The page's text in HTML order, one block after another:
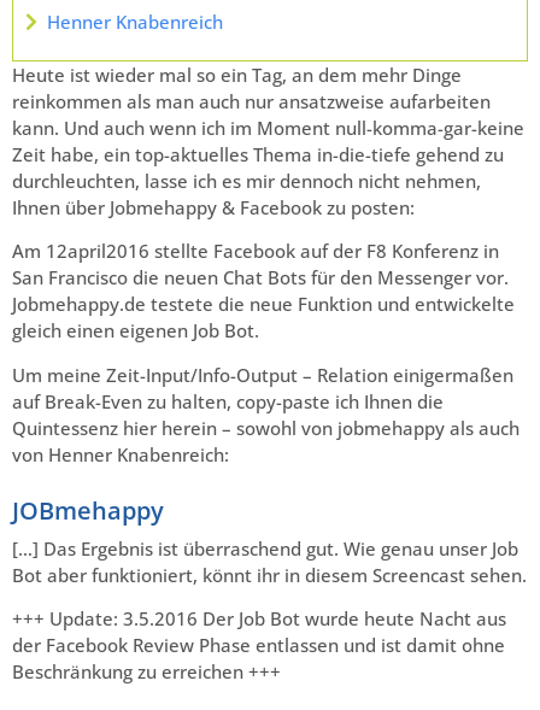
Henner Knabenreich
Heute ist wieder mal so ein Tag, an dem mehr Dinge
reinkommen als man auch nur ansatzweise aufarbeiten
kann. Und auch wenn ich im Moment null-komma-gar-keine
Zeit habe, ein top-aktuelles Thema in-die-tiefe gehend zu
durchleuchten, lasse ich es mir dennoch nicht nehmen,
Ihnen über Jobmehappy & Facebook zu posten:
Am 12april2016 stellte Facebook auf der F8 Konferenz in
San Francisco die neuen Chat Bots für den Messenger vor.
Jobmehappy.de testete die neue Funktion und entwickelte
gleich einen eigenen Job Bot.
Um meine Zeit-Input/Info-Output – Relation einigermaßen
auf Break-Even zu halten, copy-paste ich Ihnen die
Quintessenz hier herein – sowohl von jobmehappy als auch
von Henner Knabenreich:
JOBmehappy
[…] Das Ergebnis ist überraschend gut. Wie genau unser Job
Bot aber funktioniert, könnt ihr in diesem Screencast sehen.
+++ Update: 3.5.2016 Der Job Bot wurde heute Nacht aus
der Facebook Review Phase entlassen und ist damit ohne
Beschränkung zu erreichen +++